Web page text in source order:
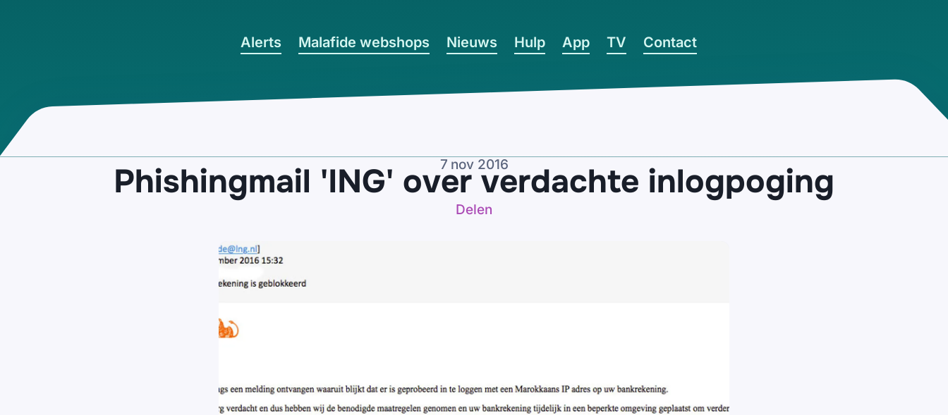
Alerts Malafide webshops Nieuws Hulp App TV Contact
7 nov 2016
Phishingmail 'ING' over verdachte inlogpoging
Delen